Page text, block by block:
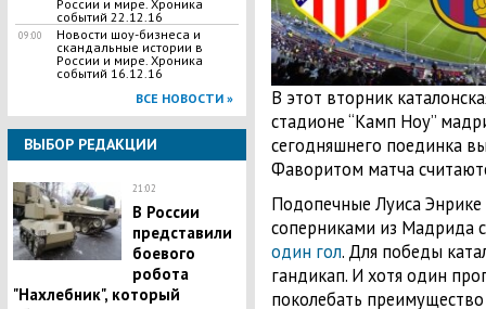
России и мире. Хроника
событий 22.12.16
09:00
Новости шоу-бизнеса и
скандальные истории в
России и мире. Хроника
событий 16.12.16
ВСЕ НОВОСТИ »
ВЫБОР РЕДАКЦИИ
21:02
В России
представили
боевого
робота
"Нахлебник", который
В этот вторник
стадионе “Камп Ноу”
сегодняшнего поединка
Фаворитом матча
Подопечные Луиса
соперниками из Мадрида
один гол. Для победы
гандикап. И хотя один
поколебать преимущество